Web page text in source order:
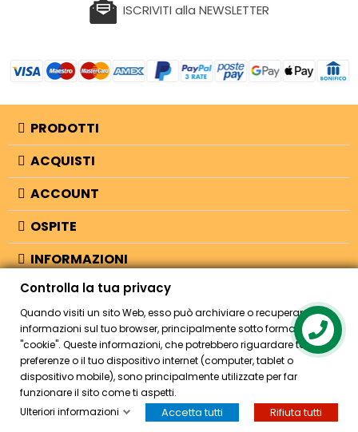
ISCRIVITI alla NEWSLETTER
PRODOTTI
ACQUISTI
ACCOUNT
OSPITE
INFORMAZIONI
NEGOZIO
© 2026 - Bellearti.it -credits
HOME ACCOUNT CASSA CERCA
Controlla la tua privacy
Quando visiti un sito Web, esso può archiviare o recuperare
informazioni sul tuo browser, principalmente sotto forma di
"cookie". Queste informazioni, che potrebbero riguardare te, le tue
preferenze o il tuo dispositivo internet (computer, tablet o
dispositivo mobile), sono principalmente utilizzate per far
funzionare il sito come ti aspetti.
Ulteriori informazioni
Accetta tutti Rifiuta tutti
Contact us